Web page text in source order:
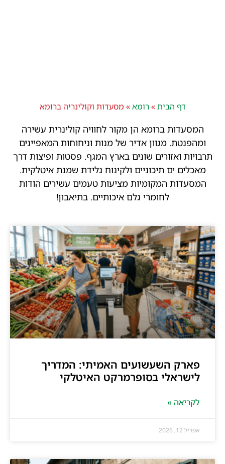
דף הבית»רומא» מסעדות וקולינריה ברומא
המסעדות ברומא הן מקור לחוויה קולינרית עשירה
ומהפנטת. מגוון אדיר של מנות וניחוחות המאפיינים
תרבויות ואזורים שונים בארץ המגף. פסטות ופיצות דרך
מאכלים ים תיכוניים ולקינוח גלידת שמנת איטלקית.
המסעדות המקומיות מציעות טעמים עשירים הודות
לחומרי גלם איכותיים. בתיאבון!
פארק השעשועים האמיתי: המדריך
לישראלי בסופרמרקט האיטלקי
לקריאה »
אפריל 12, 2026